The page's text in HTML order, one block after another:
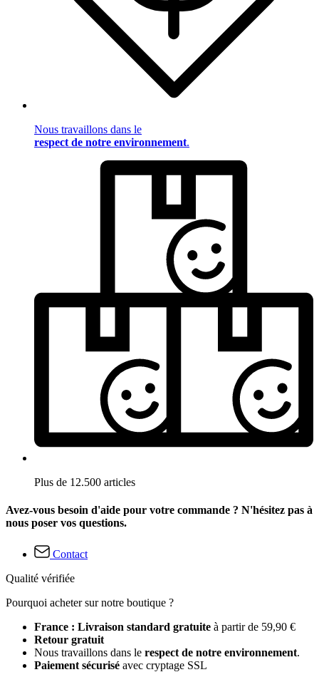
Nous travaillons dans le
respect de notre environnement.
Plus de 12.500 articles
Avez-vous besoin d'aide pour votre commande ? N'hésitez pas à
nous poser vos questions.
Contact
Qualité vérifiée
Pourquoi acheter sur notre boutique ?
France : Livraison standard gratuite à partir de 59,90 €
Retour gratuit
Nous travaillons dans le respect de notre environnement.
Paiement sécurisé avec cryptage SSL